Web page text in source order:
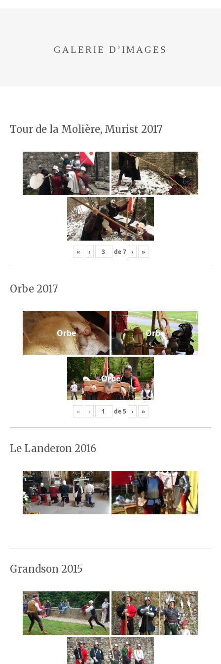
GALERIE D’IMAGES
Tour de la Molière, Murist 2017
« ‹ de7 › »
Orbe 2017
Orbe Orbe
Orbe
« ‹ de5 › »
Le Landeron 2016
Grandson 2015